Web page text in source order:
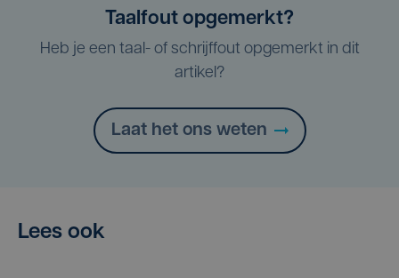
Taalfout opgemerkt?
Heb je een taal- of schrijffout opgemerkt in dit
artikel?
Laat het ons weten
Lees ook